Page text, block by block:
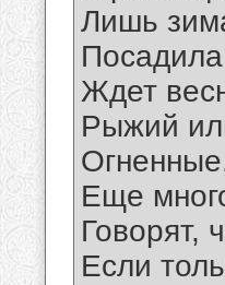
Лишь
Ждет
Рыжий
Еще
Говорят,
Если